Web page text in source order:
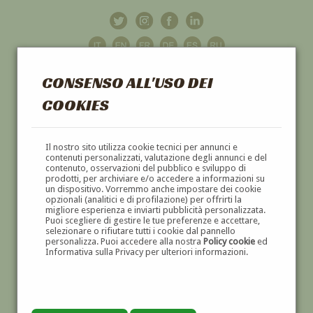
CONSENSO ALL'USO DEI
COOKIES
Il nostro sito utilizza cookie tecnici per annunci e
contenuti personalizzati, valutazione degli annunci e del
contenuto, osservazioni del pubblico e sviluppo di
prodotti, per archiviare e/o accedere a informazioni su
un dispositivo. Vorremmo anche impostare dei cookie
opzionali (analitici e di profilazione) per offrirti la
migliore esperienza e inviarti pubblicità personalizzata.
Puoi scegliere di gestire le tue preferenze e accettare,
selezionare o rifiutare tutti i cookie dal pannello
personalizza. Puoi accedere alla nostra Policy cookieed
Informativa sulla Privacy per ulteriori informazioni.
GALLERIAD'ARTE
DIPINTI E SCULTURE '800 E '900